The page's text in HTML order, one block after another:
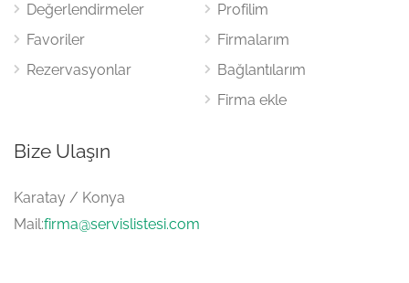
Değerlendirmeler
Favoriler
Rezervasyonlar
Profilim
Firmalarım
Bağlantılarım
Firma ekle
Bize Ulaşın
Karatay / Konya
Mail:firma@servislistesi.com